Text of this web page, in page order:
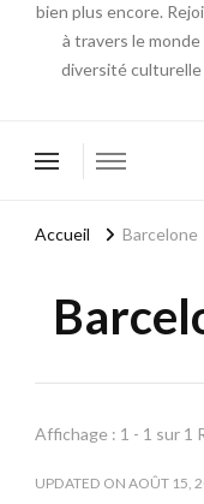
bien plus encore.
à travers le
diversité culturelle
Accueil Barcelone
Affichage : 1 - 1 sur 1
UPDATED ON AOÛT 15,